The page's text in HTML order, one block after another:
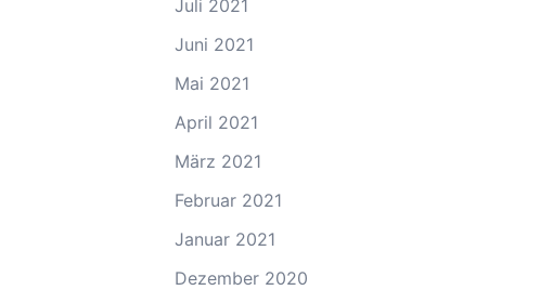
Juli 2021
Juni 2021
Mai 2021
April 2021
März 2021
Februar 2021
Januar 2021
Dezember 2020